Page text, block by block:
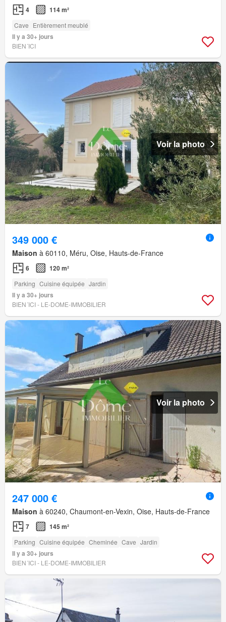
4 114 m²
Cave Entièrement meublé
Il y a 30+ jours
BIEN´ICI
Voir la photo
349 000 €
Maison à 60110, Méru, Oise, Hauts-de-France
6 120 m²
Parking Cuisine équipée Jardin
Il y a 30+ jours
BIEN´ICI - LE-DOME-IMMOBILIER
Voir la photo
247 000 €
Maison à 60240, Chaumont-en-Vexin, Oise, Hauts-de-France
7 145 m²
Parking Cuisine équipée Cheminée Cave Jardin
Il y a 30+ jours
BIEN´ICI - LE-DOME-IMMOBILIER